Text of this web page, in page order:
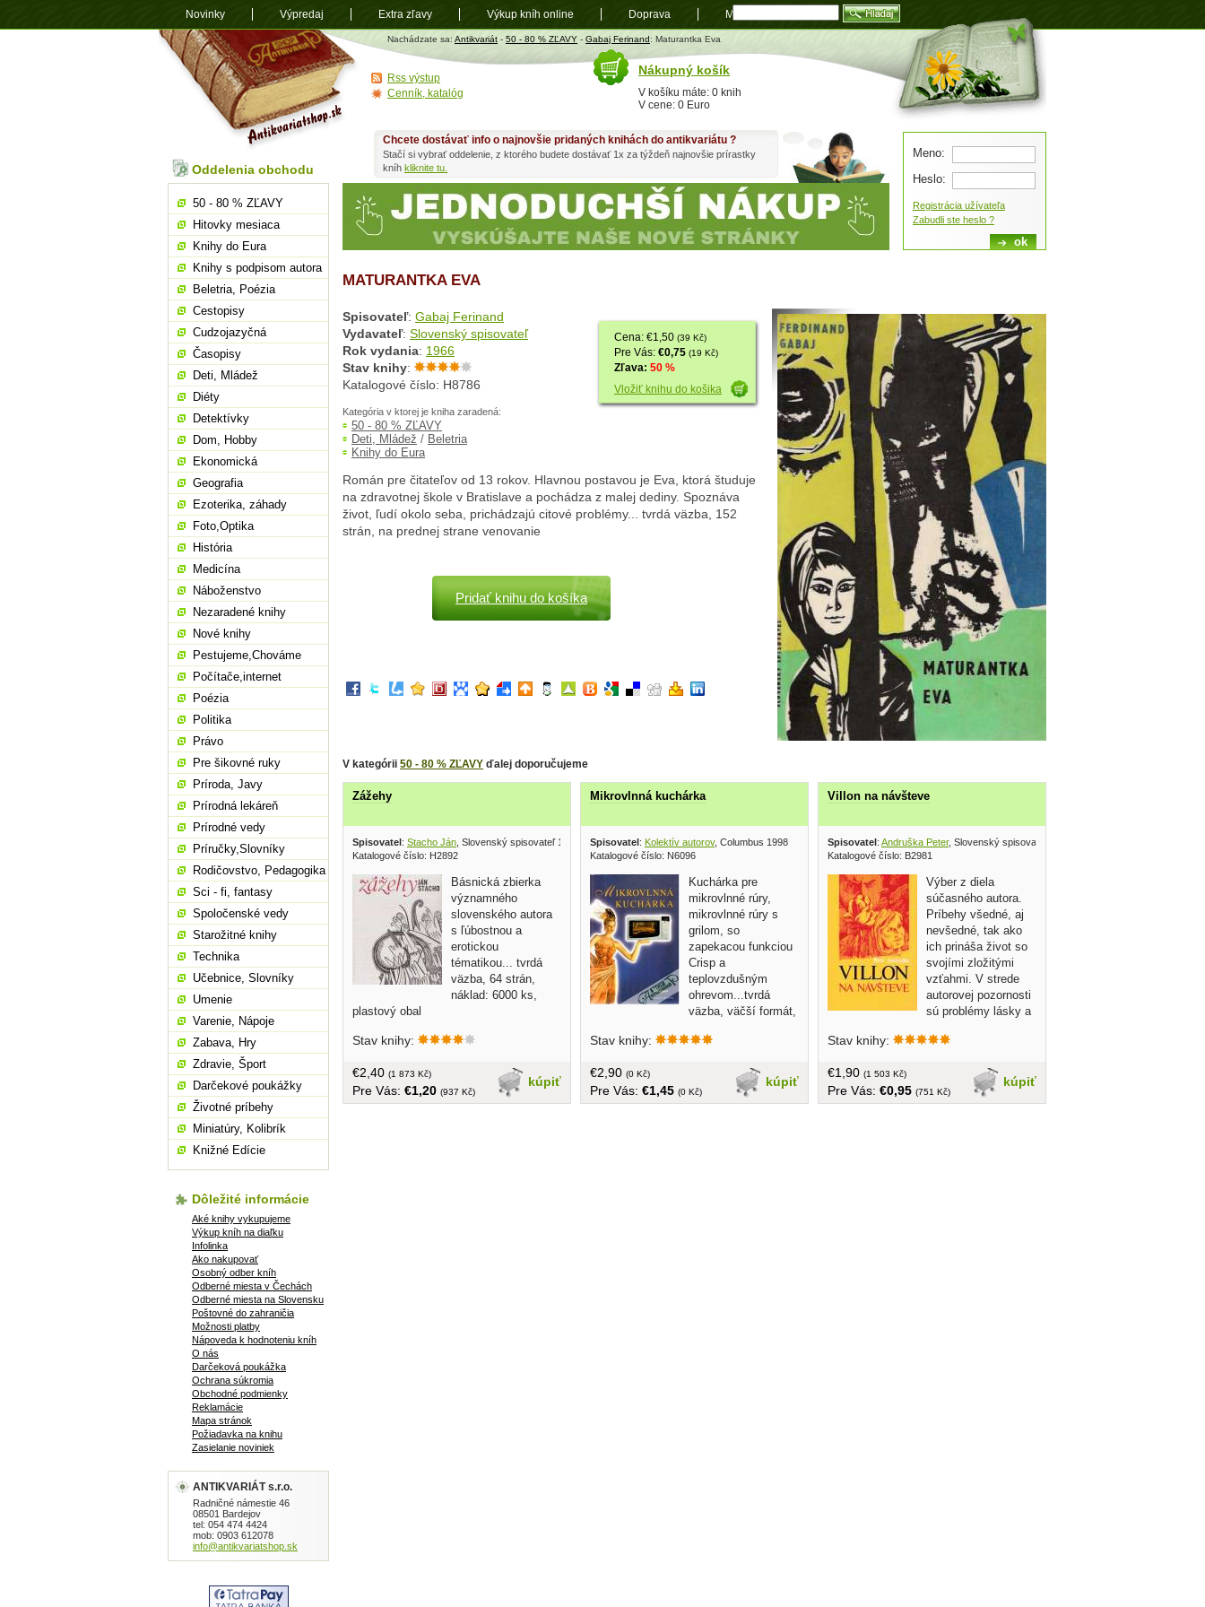
Antikvariát
shop.sk
Nachádzate sa: Antikvariát - 50 - 80 % ZĽAVY - Gabaj Ferinand: Maturantka Eva
MATURANTKA EVA
Cena: €1,50 (39 Kč)
Pre Vás: €0,75 (19 Kč)
Zľava: 50 %
Vložiť knihu do košika
Spisovateľ: Gabaj Ferinand
Vydavateľ: Slovenský spisovateľ
Rok vydania: 1966
Stav knihy:
Katalogové číslo: H8786
Kategória v ktorej je kniha zaradená:
50 - 80 % ZĽAVY
Deti, Mládež / Beletria
Knihy do Eura
Román pre čitateľov od 13 rokov. Hlavnou postavou je Eva, ktorá študuje
na zdravotnej škole v Bratislave a pochádza z malej dediny. Spoznáva
život, ľudí okolo seba, prichádzajú citové problémy... tvrdá väzba, 152
strán, na prednej strane venovanie
Pridať knihu do košíka
V kategórii 50 - 80 % ZĽAVY ďalej doporučujeme
Zážehy
Spisovatel: Stacho Ján , Slovenský spisovateľ 1967
Katalogové číslo: H2892
Básnická zbierka
významného
slovenského autora
s ľúbostnou a
erotickou
tématikou... tvrdá
väzba, 64 strán,
náklad: 6000 ks,
plastový obal
Stav knihy:
kúpiť
€2,40 (1 873 Kč)
Pre Vás: €1,20 (937 Kč)
Mikrovlnná kuchárka
Spisovatel: Kolektív autorov, Columbus 1998
Katalogové číslo: N6096
Kuchárka pre
mikrovlnné rúry,
mikrovlnné rúry s
grilom, so
zapekacou funkciou
Crisp a
teplovzdušným
ohrevom...tvrdá
väzba, väčší formát,
Stav knihy:
kúpiť
€2,90 (0 Kč)
Pre Vás: €1,45 (0 Kč)
Villon na návšteve
Spisovatel: Andruška Peter, Slovenský spisovateľ 1984
Katalogové číslo: B2981
Výber z diela
súčasného autora.
Príbehy všedné, aj
nevšedné, tak ako
ich prináša život so
svojími zložitými
vzťahmi. V strede
autorovej pozornosti
sú problémy lásky a
v jeho kritickom štádiu alebo
zaujímavých ľudí, uplatnňuje
psychologický postreh ale aj humor....
obal, tvrdá väzba, 168 strán
Stav knihy:
kúpiť
€1,90 (1 503 Kč)
Pre Vás: €0,95 (751 Kč)
Chcete dostávať info o najnovšie pridaných knihách do antikvariátu ?
Stačí si vybrať oddelenie, z ktorého budete dostávať 1x za týždeň najnovšie prírastky
kníh kliknite tu.
Oddelenia obchodu
50 - 80 % ZĽAVY
Hitovky mesiaca
Knihy do Eura
Knihy s podpisom autora
Beletria, Poézia
Cestopisy
Cudzojazyčná
Časopisy
Deti, Mládež
Diéty
Detektívky
Dom, Hobby
Ekonomická
Geografia
Ezoterika, záhady
Foto,Optika
História
Medicína
Náboženstvo
Nezaradené knihy
Nové knihy
Pestujeme,Chováme
Počítače,internet
Poézia
Politika
Právo
Pre šikovné ruky
Príroda, Javy
Prírodná lekáreň
Prírodné vedy
Príručky,Slovníky
Rodičovstvo, Pedagogika
Sci - fi, fantasy
Spoločenské vedy
Starožitné knihy
Technika
Učebnice, Slovníky
Umenie
Varenie, Nápoje
Zabava, Hry
Zdravie, Šport
Darčekové poukážky
Životné príbehy
Miniatúry, Kolibrík
Knižné Edície
Dôležité informácie
Aké knihy vykupujeme
Výkup kníh na diaľku
Infolinka
Ako nakupovať
Osobný odber kníh
Odberné miesta v Čechách
Odberné miesta na Slovensku
Poštovné do zahraničia
Možnosti platby
Nápoveda k hodnoteniu kníh
O nás
Darčeková poukážka
Ochrana súkromia
Obchodné podmienky
Reklamácie
Mapa stránok
Požiadavka na knihu
Zasielanie noviniek
ANTIKVARIÁT s.r.o.
Radničné námestie 46
08501 Bardejov
tel: 054 474 4424
mob: 0903 612078
info@antikvariatshop.sk
Meno:
Heslo:
Registrácia užívateľa
Zabudli ste heslo ?
Nákupný košík
V košíku máte: 0 knih
V cene: 0 Euro
Rss výstup
Cenník, katalóg
Novinky Výpredaj Extra zľavy Výkup kníh online Doprava Mapa